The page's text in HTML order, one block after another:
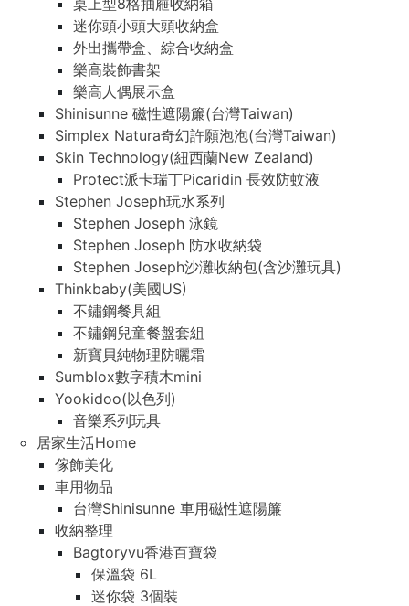
桌上型8格抽屜收納箱
迷你頭小頭大頭收納盒
外出攜帶盒、綜合收納盒
樂高裝飾書架
樂高人偶展示盒
Shinisunne 磁性遮陽簾(台灣Taiwan)
Simplex Natura奇幻許願泡泡(台灣Taiwan)
Skin Technology(紐西蘭New Zealand)
Protect派卡瑞丁Picaridin 長效防蚊液
Stephen Joseph玩水系列
Stephen Joseph 泳鏡
Stephen Joseph 防水收納袋
Stephen Joseph沙灘收納包(含沙灘玩具)
Thinkbaby(美國US)
不鏽鋼餐具組
不鏽鋼兒童餐盤套組
新寶貝純物理防曬霜
Sumblox數字積木mini
Yookidoo(以色列)
音樂系列玩具
居家生活Home
傢飾美化
車用物品
台灣Shinisunne 車用磁性遮陽簾
收納整理
Bagtoryvu香港百寶袋
保溫袋 6L
迷你袋 3個裝